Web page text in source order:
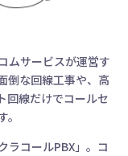
ムサービスが運営す
倒な回線工事や、高
回線だけでコールセ
ラコールPBX」。コ